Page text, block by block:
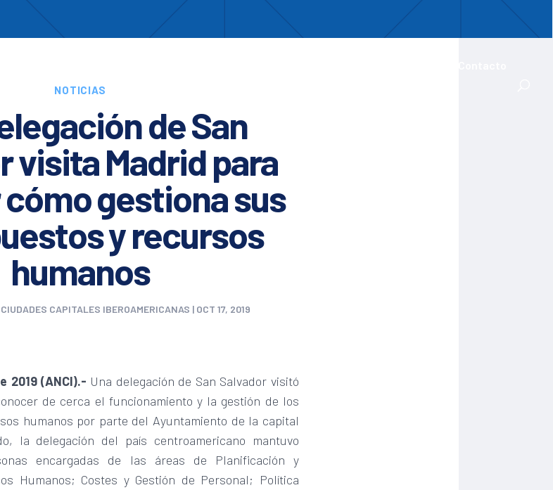
NOTICIAS
de San
visita Madrid para
gestiona sus
y recursos
humanos
CAPITALES IBEROAMERICANAS | OCT 17, 2019
2019 (ANCI).- Una delegación de San Salvador visitó
de cerca el funcionamiento y la gestión de los
humanos por parte del Ayuntamiento de la capital
la delegación del país centroamericano mantuvo
encargadas de las áreas de Planificación y
Humanos; Costes y Gestión de Personal; Política